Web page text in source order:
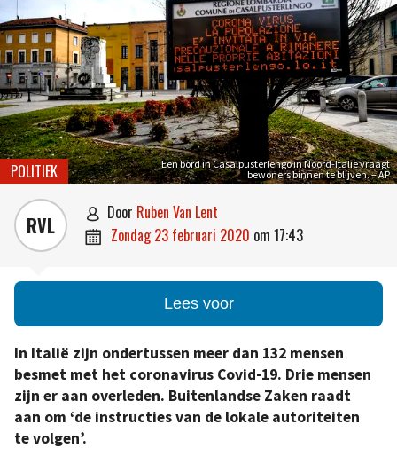
Een bord in Casalpusterlengo in Noord-Italië vraagt
bewoners binnen te blijven. – AP
POLITIEK
RVL  door Ruben Van Lent
 zondag 23 februari 2020 om 17:43
Lees voor
In Italië zijn ondertussen meer dan 132 mensen
besmet met het coronavirus Covid-19. Drie mensen
zijn er aan overleden. Buitenlandse Zaken raadt
aan om ‘de instructies van de lokale autoriteiten
te volgen’.